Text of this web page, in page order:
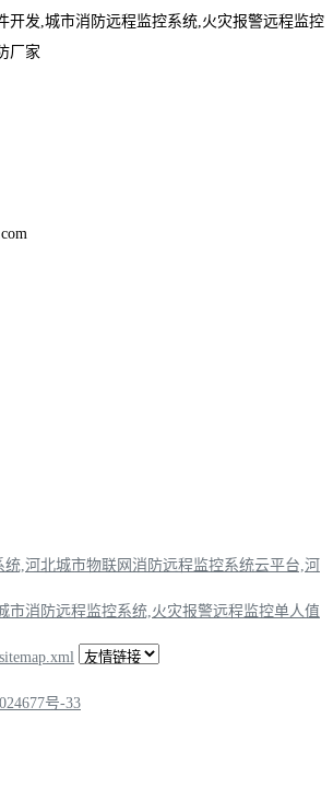
开发,城市消防远程监控系统,火灾报警远程监控
厂家
,河北城市物联网消防远程监控系统云平台,河
市消防远程监控系统,火灾报警远程监控单人值
sitemap.xml
号-33